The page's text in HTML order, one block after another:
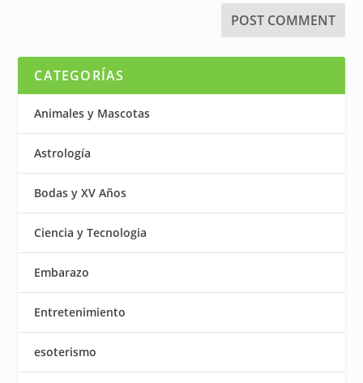
CATEGORÍAS
Animales y Mascotas
Astrología
Bodas y XV Años
Ciencia y Tecnologia
Embarazo
Entretenimiento
esoterismo